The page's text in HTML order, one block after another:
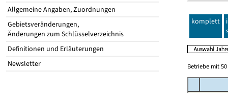
Allgemeine Angaben, Zuordnungen
Gebietsveränderungen,
Änderungen zum Schlüsselverzeichnis
Definitionen und Erläuterungen
Newsletter
komplett
Betriebe mit